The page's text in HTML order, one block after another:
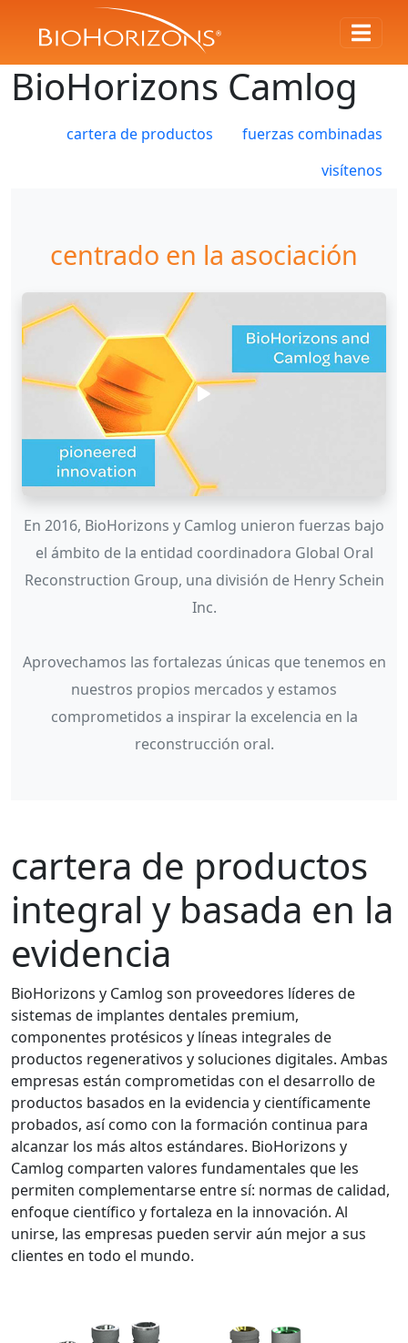
BioHorizons Camlog
cartera de productos
fuerzas combinadas
visítenos
centrado en la asociación
En 2016, BioHorizons y Camlog unieron fuerzas bajo
el ámbito de la entidad coordinadora Global Oral
Reconstruction Group, una división de Henry Schein
Inc.
Aprovechamos las fortalezas únicas que tenemos en
nuestros propios mercados y estamos
comprometidos a inspirar la excelencia en la
reconstrucción oral.
cartera de productos
integral y basada en la
evidencia
BioHorizons y Camlog son proveedores líderes de
sistemas de implantes dentales premium,
componentes protésicos y líneas integrales de
productos regenerativos y soluciones digitales. Ambas
empresas están comprometidas con el desarrollo de
productos basados en la evidencia y científicamente
probados, así como con la formación continua para
alcanzar los más altos estándares. BioHorizons y
Camlog comparten valores fundamentales que les
permiten complementarse entre sí: normas de calidad,
enfoque científico y fortaleza en la innovación. Al
unirse, las empresas pueden servir aún mejor a sus
clientes en todo el mundo.